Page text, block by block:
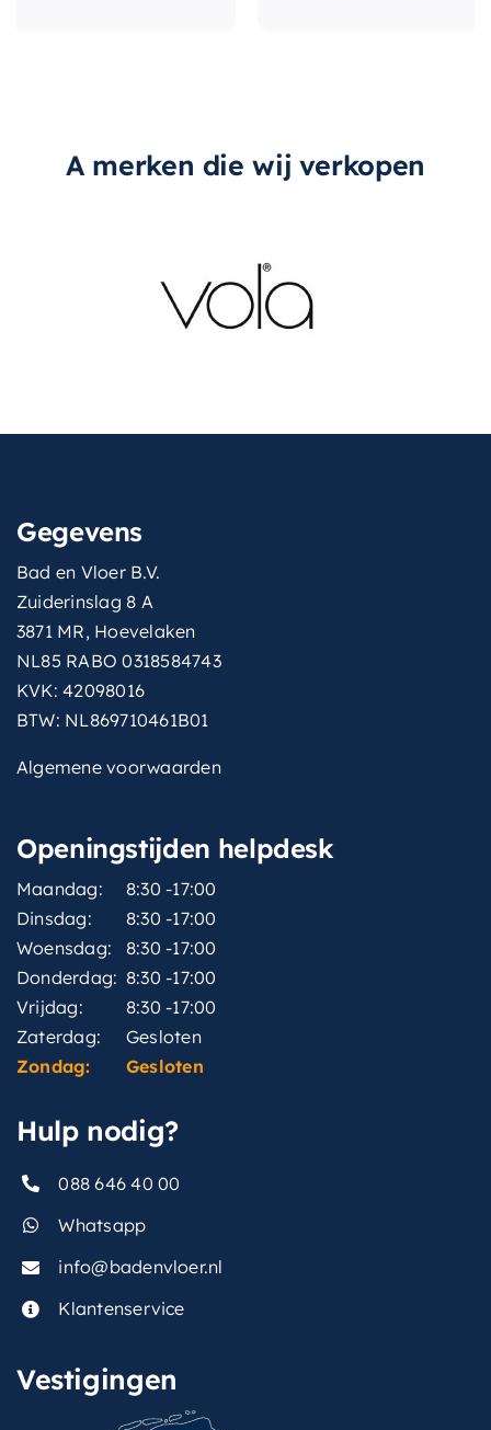
A merken die wij verkopen
Gegevens
Bad en Vloer B.V.
Zuiderinslag 8 A
3871 MR, Hoevelaken
NL85 RABO 0318584743
KVK: 42098016
BTW: NL869710461B01
Algemene voorwaarden
Openingstijden helpdesk
Maandag:
8:30 -17:00
Dinsdag:
8:30 -17:00
Woensdag:
8:30 -17:00
Donderdag: 8:30 -17:00
Vrijdag:
8:30 -17:00
Zaterdag:
Gesloten
Zondag:
Gesloten
Hulp nodig?
088 646 40 00
Whatsapp
info@badenvloer.nl
Klantenservice
Vestigingen